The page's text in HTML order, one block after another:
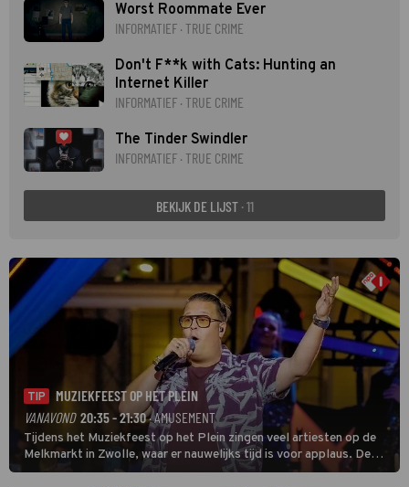
Worst Roommate Ever
INFORMATIEF · TRUE CRIME
Don't F**k with Cats: Hunting an
Internet Killer
INFORMATIEF · TRUE CRIME
The Tinder Swindler
INFORMATIEF · TRUE CRIME
BEKIJK DE LIJST · 11
TIP
MUZIEKFEEST OP HET PLEIN
VANAVOND 20:35 - 21:30· AMUSEMENT
Tijdens het Muziekfeest op het Plein zingen veel artiesten op de
Melkmarkt in Zwolle, waar er nauwelijks tijd is voor applaus. De
grootste namen zijn André Hazes, Jannes, René Froger en